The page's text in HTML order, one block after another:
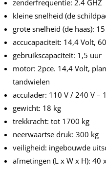
zenderfrequentie: 2.4 GHZ
kleine snelheid (de
grote snelheid (de haas):
accucapaciteit: 14,4 Volt,
gebruikscapaciteit: 1,5 uur
motor: 2pce. 14,4 Volt,
tandwielen
acculader: 110 V / 240 V –
gewicht: 18 kg
trekkracht: tot 1700 kg
neerwaartse druk: 300 kg
veiligheid: ingebouwde
afmetingen (L x W x H): 40